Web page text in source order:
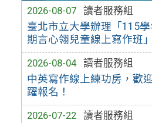
2026-08-07
讀者服務組
臺北市立大學辦理「115
期言心翎兒童線上寫作班
2026-08-04
讀者服務組
中英寫作線上練功房，歡
躍報名！
2026-07-22
讀者服務組